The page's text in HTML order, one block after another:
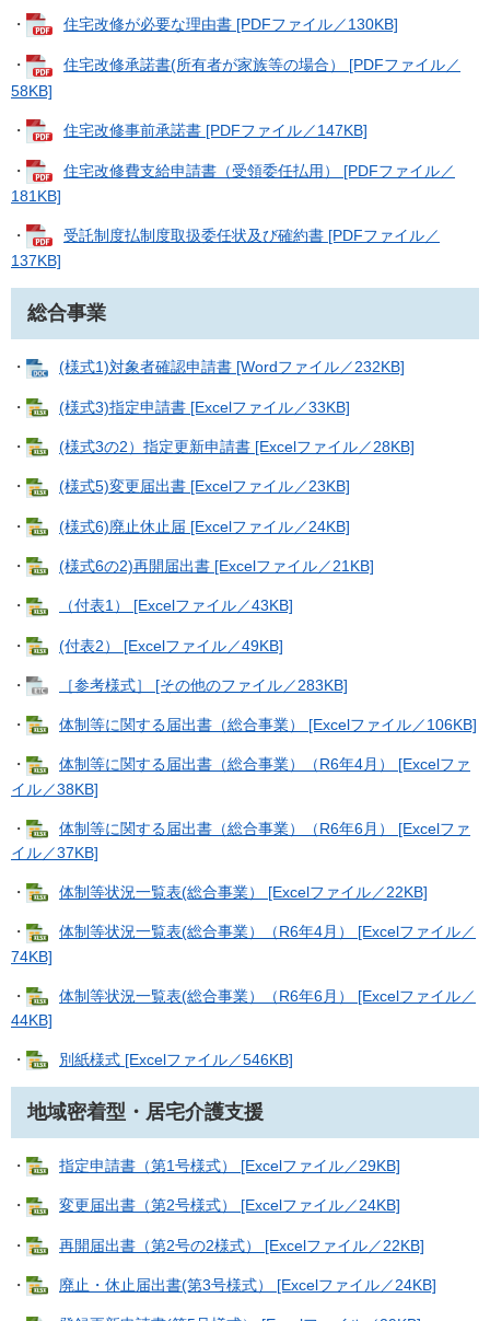
・ 住宅改修が必要な理由書 [PDFファイル／130KB]
・
住宅改修承諾書(所有者が家族等の場合） [PDFファイル／
58KB]
・ 住宅改修事前承諾書 [PDFファイル／147KB]
・
住宅改修費支給申請書（受領委任払用） [PDFファイル／
181KB]
・
受託制度払制度取扱委任状及び確約書 [PDFファイル／
137KB]
総合事業
・ (様式1)対象者確認申請書 [Wordファイル／232KB]
・ (様式3)指定申請書 [Excelファイル／33KB]
・ (様式3の2）指定更新申請書 [Excelファイル／28KB]
・ (様式5)変更届出書 [Excelファイル／23KB]
・ (様式6)廃止休止届 [Excelファイル／24KB]
・ (様式6の2)再開届出書 [Excelファイル／21KB]
・ （付表1） [Excelファイル／43KB]
・ (付表2） [Excelファイル／49KB]
・ ［参考様式］ [その他のファイル／283KB]
・ 体制等に関する届出書（総合事業） [Excelファイル／106KB]
・
体制等に関する届出書（総合事業）（R6年4月） [Excelファ
イル／38KB]
・
体制等に関する届出書（総合事業）（R6年6月） [Excelファ
イル／37KB]
・ 体制等状況一覧表(総合事業） [Excelファイル／22KB]
・
体制等状況一覧表(総合事業）（R6年4月） [Excelファイル／
74KB]
・
体制等状況一覧表(総合事業）（R6年6月） [Excelファイル／
44KB]
・ 別紙様式 [Excelファイル／546KB]
地域密着型・居宅介護支援
・ 指定申請書（第1号様式） [Excelファイル／29KB]
・ 変更届出書（第2号様式） [Excelファイル／24KB]
・ 再開届出書（第2号の2様式） [Excelファイル／22KB]
・ 廃止・休止届出書(第3号様式） [Excelファイル／24KB]